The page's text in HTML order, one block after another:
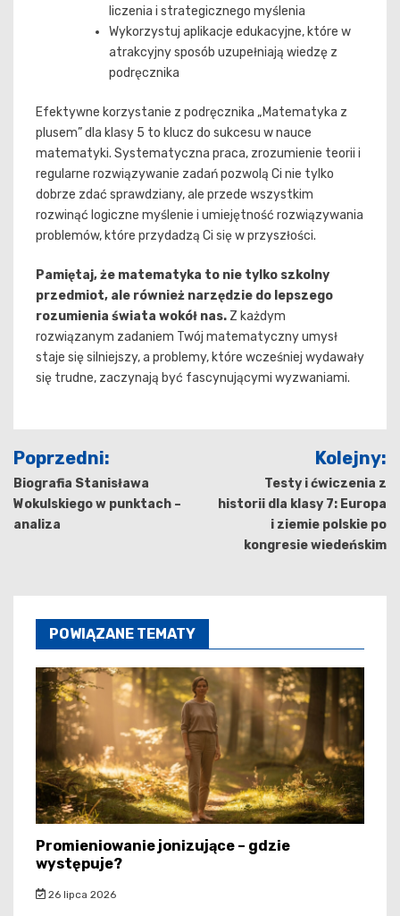
liczenia i strategicznego myślenia
Wykorzystuj aplikacje edukacyjne, które w
atrakcyjny sposób uzupełniają wiedzę z
podręcznika
Efektywne korzystanie z podręcznika „Matematyka z
plusem” dla klasy 5 to klucz do sukcesu w nauce
matematyki. Systematyczna praca, zrozumienie teorii i
regularne rozwiązywanie zadań pozwolą Ci nie tylko
dobrze zdać sprawdziany, ale przede wszystkim
rozwinąć logiczne myślenie i umiejętność rozwiązywania
problemów, które przydadzą Ci się w przyszłości.
Pamiętaj, że matematyka to nie tylko szkolny
przedmiot, ale również narzędzie do lepszego
rozumienia świata wokół nas. Z każdym
rozwiązanym zadaniem Twój matematyczny umysł
staje się silniejszy, a problemy, które wcześniej wydawały
się trudne, zaczynają być fascynującymi wyzwaniami.
Nawigacja
wpisu
Poprzedni:
Biografia Stanisława
Wokulskiego w punktach –
analiza
Kolejny:
Testy i ćwiczenia z
historii dla klasy 7: Europa
i ziemie polskie po
kongresie wiedeńskim
POWIĄZANE TEMATY
Promieniowanie jonizujące – gdzie
występuje?
26 lipca 2026